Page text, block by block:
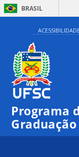
BRASIL
Programa